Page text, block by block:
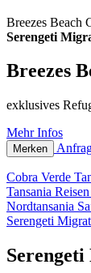
Breezes Beach
Serengeti
Breezes
exklusives
Mehr Infos
Merken
Cobra Verde
Tansania
Nordtansania
Serengeti